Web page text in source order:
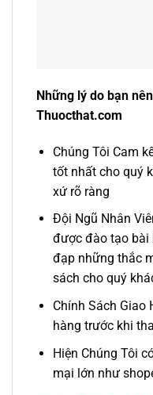
Những lý do bạn
Thuocthat.com
Chúng Tôi Cam
tốt nhất cho quý
xứ rõ ràng
Đội Ngũ Nhân
được đào tạo bài
đạp những thắc
sách cho quý
Chính Sách Giao
hàng trước khi
Hiện Chúng Tôi
mại lớn như